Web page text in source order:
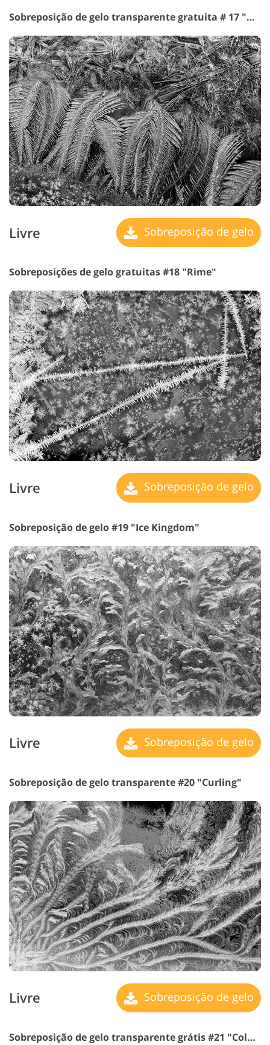
Sobreposição de gelo transparente gratuita # 17 "Arctic Wind"
Livre Sobreposição de gelo
Sobreposições de gelo gratuitas #18 "Rime"
Livre Sobreposição de gelo
Sobreposição de gelo #19 "Ice Kingdom"
Livre Sobreposição de gelo
Sobreposição de gelo transparente #20 "Curling"
Livre Sobreposição de gelo
Sobreposição de gelo transparente grátis #21 "Cold Snap"